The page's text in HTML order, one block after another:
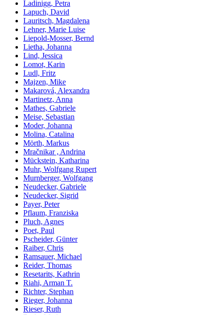
Ladinigg, Petra
Lapuch, David
Lauritsch, Magdalena
Lehner, Marie Luise
Liepold-Mosser, Bernd
Lietha, Johanna
Lind, Jessica
Lomot, Karin
Ludl, Fritz
Majzen, Mike
Makarová, Alexandra
Martinetz, Anna
Mathes, Gabriele
Meise, Sebastian
Moder, Johanna
Molina, Catalina
Mörth, Markus
Mračnikar , Andrina
Mückstein, Katharina
Muhr, Wolfgang Rupert
Murnberger, Wolfgang
Neudecker, Gabriele
Neudecker, Sigrid
Payer, Peter
Pflaum, Franziska
Pluch, Agnes
Poet, Paul
Pscheider, Günter
Raiber, Chris
Ramsauer, Michael
Reider, Thomas
Resetarits, Kathrin
Riahi, Arman T.
Richter, Stephan
Rieger, Johanna
Rieser, Ruth